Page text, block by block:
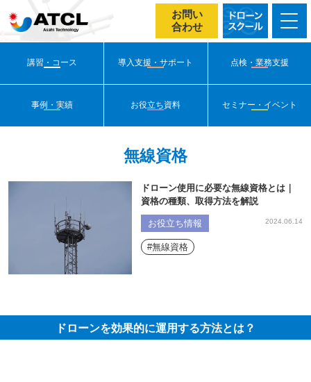
お問い
合わせ
講習・コース 導入支援・サポート 点検・業務支援
事例・実績 お役立ち資料 セミナー・イベント
無線資格
ドローン使用に必要な無線資格とは｜
資格の種類、取得方法を解説
お役立ち情報 2024.06.14
#無線資格
ドローンを効果的に運用する方法とは？